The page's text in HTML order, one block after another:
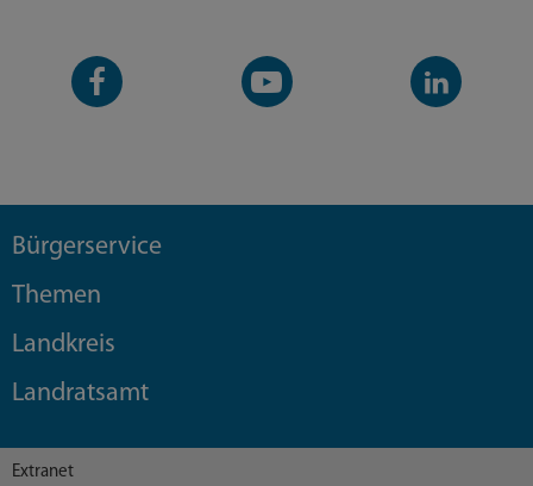
Facebook-
Seite
YouTube-
Kanal
LinkedIn-
Kanal
Bürgerservice
Themen
Landkreis
Landratsamt
Extranet